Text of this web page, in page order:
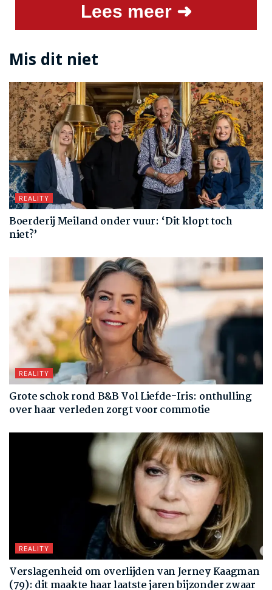
Lees meer ➜
Mis dit niet
REALITY
Boerderij Meiland onder vuur: ‘Dit klopt toch
niet?’
REALITY
Grote schok rond B&B Vol Liefde-Iris: onthulling
over haar verleden zorgt voor commotie
REALITY
Verslagenheid om overlijden van Jerney Kaagman
(79): dit maakte haar laatste jaren bijzonder zwaar